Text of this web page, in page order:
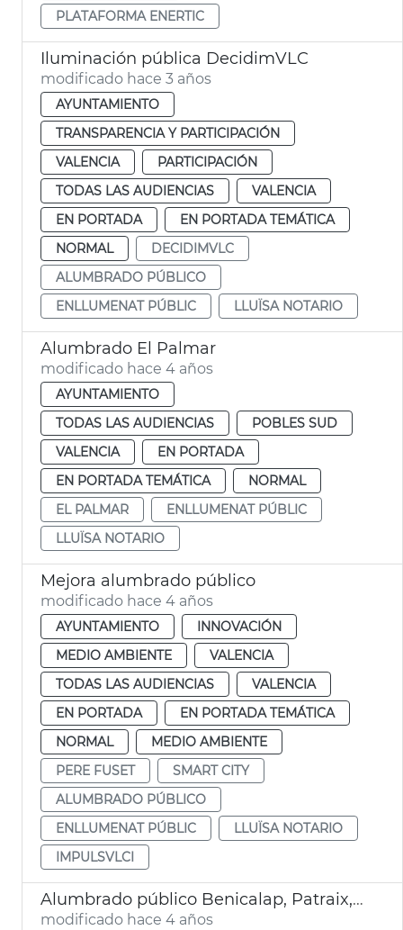
PLATAFORMA ENERTIC
Iluminación pública DecidimVLC
modificado hace 3 años
AYUNTAMIENTO
TRANSPARENCIA Y PARTICIPACIÓN
VALENCIA
PARTICIPACIÓN
TODAS LAS AUDIENCIAS
VALENCIA
EN PORTADA
EN PORTADA TEMÁTICA
NORMAL
DECIDIMVLC
ALUMBRADO PÚBLICO
ENLLUMENAT PÚBLIC
LLUÏSA NOTARIO
Alumbrado El Palmar
modificado hace 4 años
AYUNTAMIENTO
TODAS LAS AUDIENCIAS
POBLES SUD
VALENCIA
EN PORTADA
EN PORTADA TEMÁTICA
NORMAL
EL PALMAR
ENLLUMENAT PÚBLIC
LLUÏSA NOTARIO
Mejora alumbrado público
modificado hace 4 años
AYUNTAMIENTO
INNOVACIÓN
MEDIO AMBIENTE
VALENCIA
TODAS LAS AUDIENCIAS
VALENCIA
EN PORTADA
EN PORTADA TEMÁTICA
NORMAL
MEDIO AMBIENTE
PERE FUSET
SMART CITY
ALUMBRADO PÚBLICO
ENLLUMENAT PÚBLIC
LLUÏSA NOTARIO
IMPULSVLCI
Alumbrado público Benicalap, Patraix, Camins al Grau y Ciutat Jardí
modificado hace 4 años